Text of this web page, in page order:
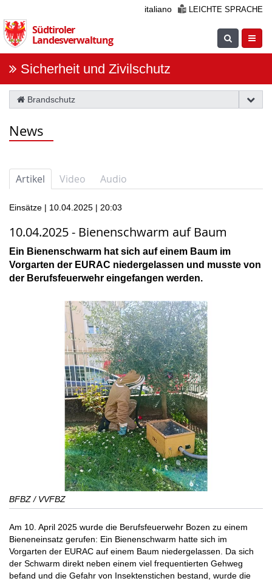
Sie
die
Navigation
italiano LEICHTE SPRACHE
Südtiroler
Landesverwaltung
Suche
Sicherheit und Zivilschutz
Brandschutz
News
Artikel Video Audio
Einsätze | 10.04.2025 | 20:03
10.04.2025 - Bienenschwarm auf Baum
Ein Bienenschwarm hat sich auf einem Baum im
Vorgarten der EURAC niedergelassen und musste von
der Berufsfeuerwehr eingefangen werden.
BFBZ / VVFBZ
Am 10. April 2025 wurde die Berufsfeuerwehr Bozen zu einem
Bieneneinsatz gerufen: Ein Bienenschwarm hatte sich im
Vorgarten der EURAC auf einem Baum niedergelassen. Da sich
der Schwarm direkt neben einem viel frequentierten Gehweg
befand und die Gefahr von Insektenstichen bestand, wurde die